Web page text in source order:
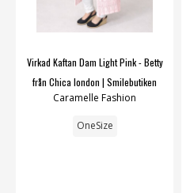
Virkad Kaftan Dam Light Pink - Betty
från Chica london | Smilebutiken
Caramelle Fashion
OneSize